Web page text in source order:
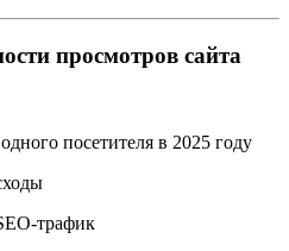
просмотров сайта
посетителя в 2025 году
трафик